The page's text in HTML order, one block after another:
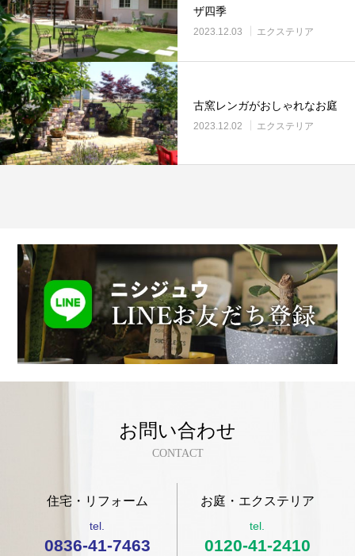
ザ四季
2023.12.03 エクステリア
古窯レンガがおしゃれなお庭
2023.12.02 エクステリア
お問い合わせ
CONTACT
住宅・リフォーム
tel.
0836-41-7463
お庭・エクステリア
tel.
0120-41-2410